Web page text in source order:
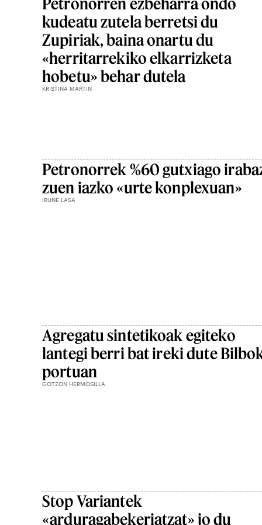
kudeatu zutela berretsi du
Zupiriak, baina onartu du
«herritarrekiko elkarrizketa
hobetu» behar dutela
KRISTINA MARTIN
Petronorrek %60 gutxiago
zuen iazko «urte konplexuan»
IRUNE LASA
Agregatu sintetikoak egiteko
lantegi berri bat ireki dute
portuan
GOTZON HERMOSILLA
Stop Variantek
«arduragabekeriatzat» jo du